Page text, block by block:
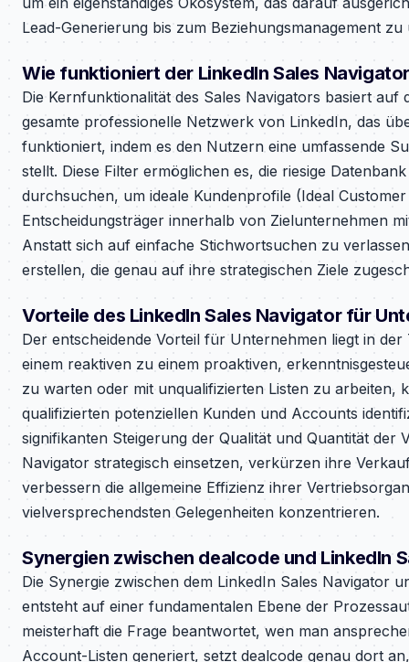
Lead-Generierung bis zum Beziehungsmanagement
Wie funktioniert der LinkedIn Sales
Die Kernfunktionalität des Sales Navigators basiert
gesamte professionelle Netzwerk von LinkedIn, das
funktioniert, indem es den Nutzern eine umfassende
stellt. Diese Filter ermöglichen es, die riesige
durchsuchen, um ideale Kundenprofile (Ideal
Entscheidungsträger innerhalb von Zielunternehmen
Anstatt sich auf einfache Stichwortsuchen zu
erstellen, die genau auf ihre strategischen Ziele
Vorteile des LinkedIn Sales Navigator für
Der entscheidende Vorteil für Unternehmen liegt in
einem reaktiven zu einem proaktiven,
zu warten oder mit unqualifizierten Listen zu arbeiten,
qualifizierten potenziellen Kunden und Accounts
signifikanten Steigerung der Qualität und Quantität der
Navigator strategisch einsetzen, verkürzen ihre
verbessern die allgemeine Effizienz ihrer
vielversprechendsten Gelegenheiten konzentrieren.
Synergien zwischen dealcode und LinkedIn
Die Synergie zwischen dem LinkedIn Sales Navigator
entsteht auf einer fundamentalen Ebene der
meisterhaft die Frage beantwortet, wen man
Account-Listen generiert, setzt dealcode genau dort